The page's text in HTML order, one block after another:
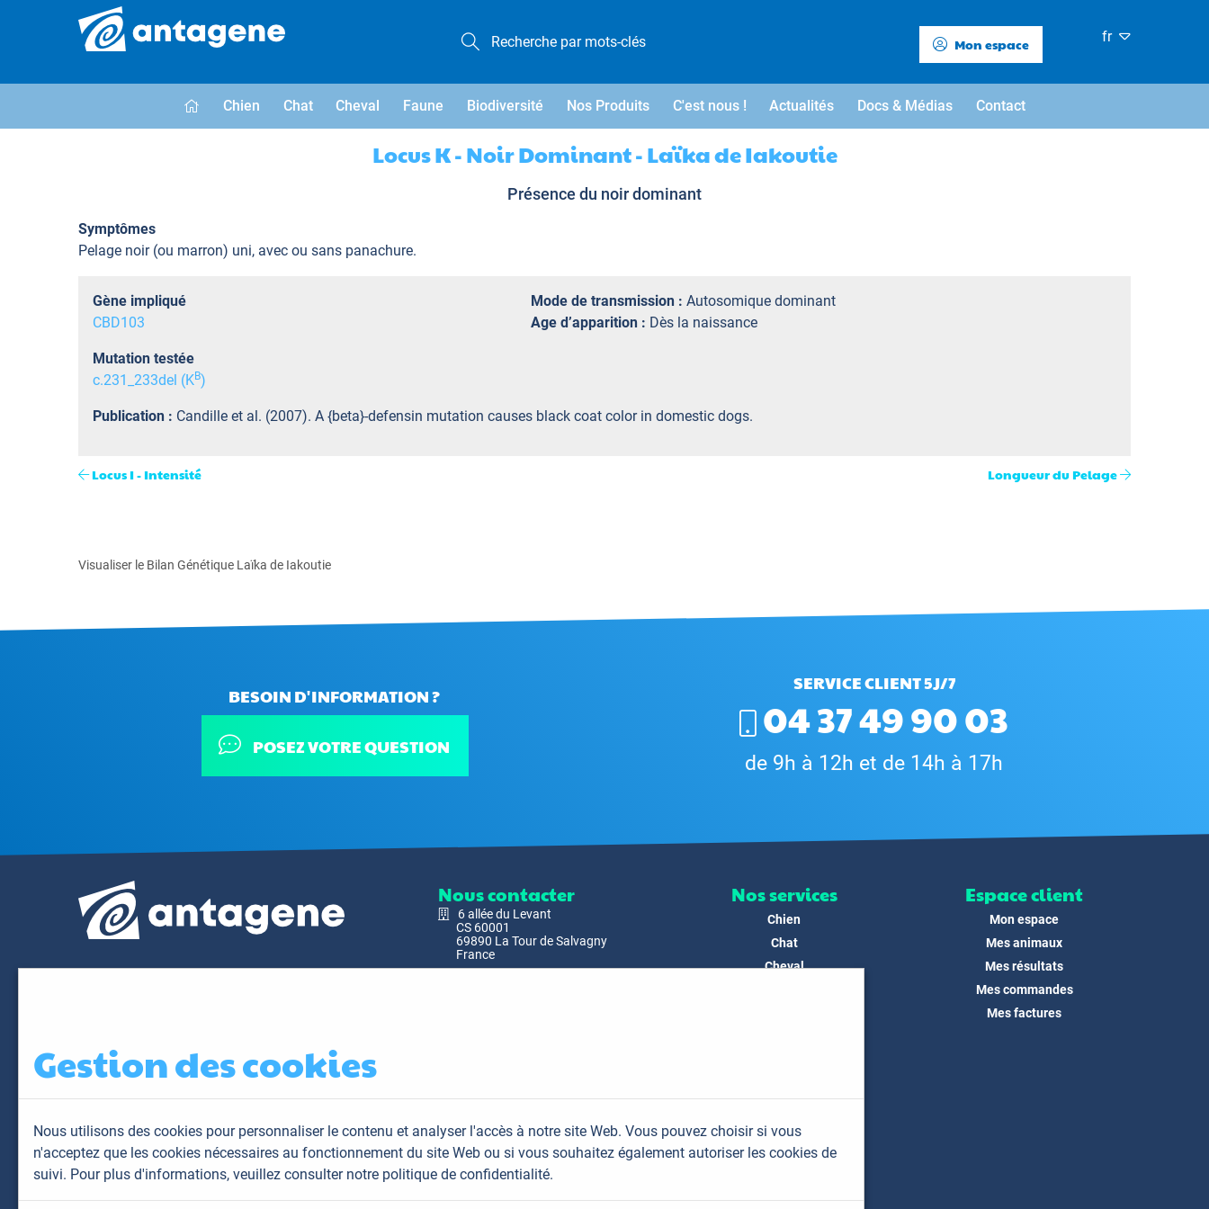
Mon espace fr
Chien Chat Cheval Faune Biodiversité Nos Produits C'est nous ! Actualités Docs & Médias Contact
Locus K - Noir Dominant - Laïka de Iakoutie
Présence du noir dominant
Symptômes
Pelage noir (ou marron) uni, avec ou sans panachure.
Gène impliqué
CBD103
Mutation testée
c.231_233del (KB)
Mode de transmission : Autosomique dominant
Age d’apparition : Dès la naissance
Publication : Candille et al. (2007). A {beta}-defensin mutation causes black coat color in domestic dogs.
Locus I - Intensité Longueur du Pelage
Visualiser le Bilan Génétique Laïka de Iakoutie
BESOIN D'INFORMATION ?
POSEZ VOTRE QUESTION
SERVICE CLIENT 5J/7
04 37 49 90 03
de 9h à 12h et de 14h à 17h
Nous contacter
6 allée du Levant
CS 60001
69890 La Tour de Salvagny
France
Nos services
Chien
Chat
Cheval
FAQ
Contact
Espace client
Mon espace
Mes animaux
Mes résultats
Mes commandes
Mes factures
Gestion des cookies
Nous utilisons des cookies pour personnaliser le contenu et analyser l'accès à notre site Web. Vous pouvez choisir si vous
n'acceptez que les cookies nécessaires au fonctionnement du site Web ou si vous souhaitez également autoriser les cookies de
suivi. Pour plus d'informations, veuillez consulter notre politique de confidentialité.